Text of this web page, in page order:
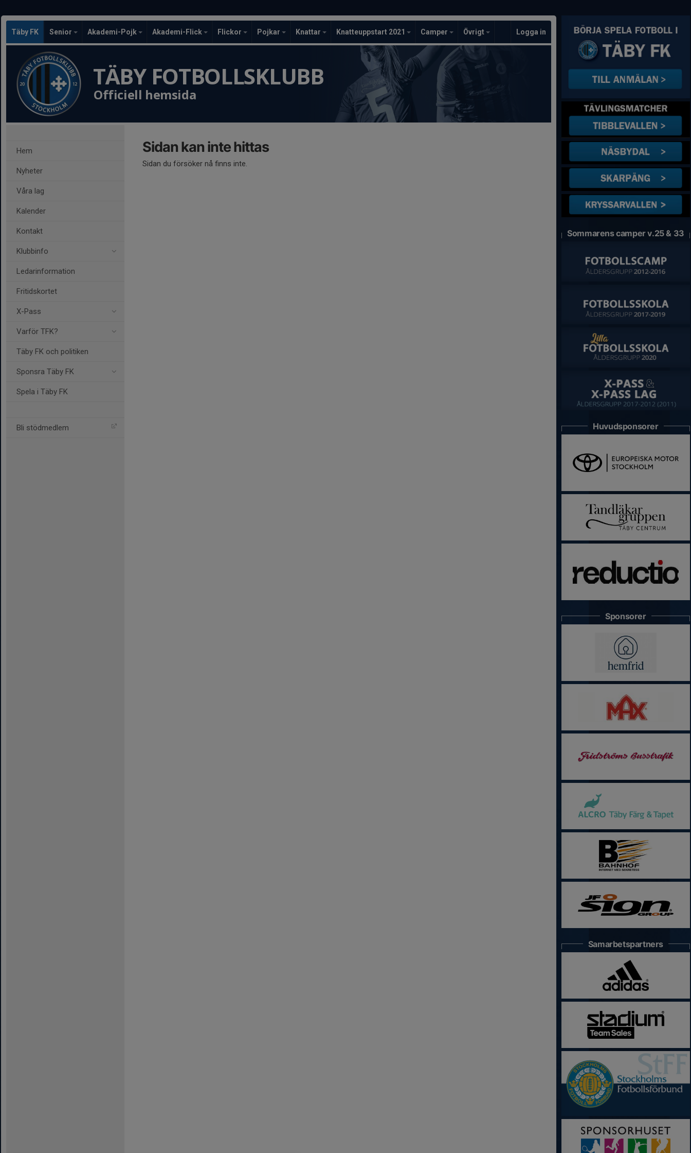
Täby FK Senior Akademi-Pojk Akademi-Flick Flickor Pojkar Knattar Knatteuppstart 2021 Camper Övrigt Logga in
TÄBY FOTBOLLSKLUBB
Officiell hemsida
Hem
Nyheter
Våra lag
Kalender
Kontakt
Klubbinfo
Ledarinformation
Fritidskortet
X-Pass
Varför TFK?
Täby FK och politiken
Sponsra Täby FK
Spela i Täby FK
Bli stödmedlem
Sidan kan inte hittas
Sidan du försöker nå finns inte.
Sommarens camper v.25 & 33
Huvudsponsorer
Sponsorer
Samarbetspartners